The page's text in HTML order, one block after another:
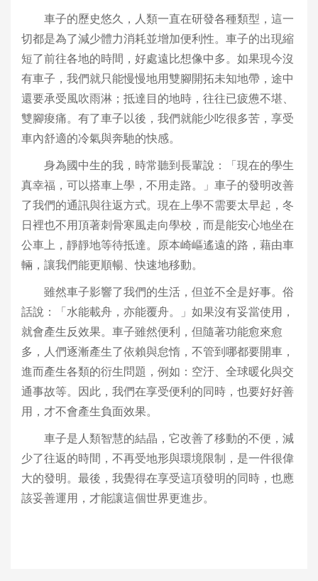
車子的歷史悠久，人類一直在研發各種類型，這一
切都是為了減少體力消耗並增加便利性。車子的出現縮
短了前往各地的時間，好處遠比想像中多。如果現今沒
有車子，我們就只能慢慢地用雙腳開拓未知地帶，途中
還要承受風吹雨淋；抵達目的地時，往往已疲憊不堪、
雙腳痠痛。有了車子以後，我們就能少吃很多苦，享受
車內舒適的冷氣與奔馳的快感。
身為國中生的我，時常聽到長輩說：「現在的學生
真幸福，可以搭車上學，不用走路。」車子的發明改善
了我們的通訊與往返方式。現在上學不需要太早起，冬
日裡也不用頂著刺骨寒風走向學校，而是能安心地坐在
公車上，靜靜地等待抵達。原本崎嶇遙遠的路，藉由車
輛，讓我們能更順暢、快速地移動。
雖然車子影響了我們的生活，但並不全是好事。俗
話說：「水能載舟，亦能覆舟。」如果沒有妥當使用，
就會產生反效果。車子雖然便利，但隨著功能愈來愈
多，人們逐漸產生了依賴與怠惰，不管到哪都要開車，
進而產生各類的衍生問題，例如：空汙、全球暖化與交
通事故等。因此，我們在享受便利的同時，也要好好善
用，才不會產生負面效果。
車子是人類智慧的結晶，它改善了移動的不便，減
少了往返的時間，不再受地形與環境限制，是一件很偉
大的發明。最後，我覺得在享受這項發明的同時，也應
該妥善運用，才能讓這個世界更進步。